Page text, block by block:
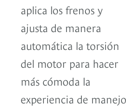
aplica los frenos y
ajusta de manera
automática la torsión
del motor para hacer
más cómoda la
experiencia de manejo